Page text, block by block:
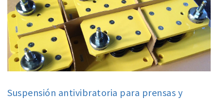
Suspensión antivibratoria para prensas y